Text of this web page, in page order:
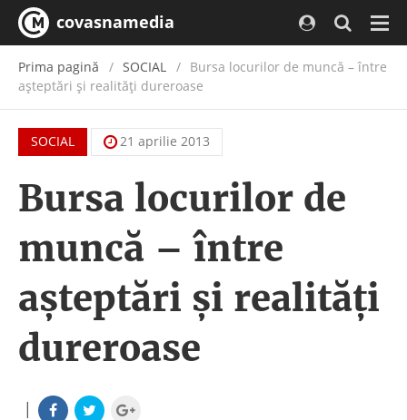
covasnamedia
Prima pagină SOCIAL
Bursa locurilor de muncă – între
așteptări și realități dureroase
SOCIAL 21 aprilie 2013
Bursa locurilor de
muncă – între
așteptări și realități
dureroase
|